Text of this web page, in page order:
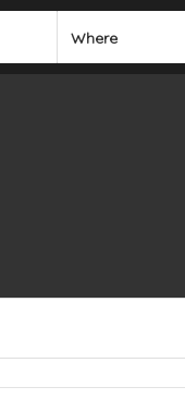
Where